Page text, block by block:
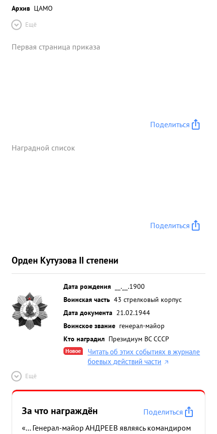
Архив ЦАМО
Ещё
Первая страница приказа
Поделиться
Наградной список
Поделиться
Орден Кутузова II степени
Дата рождения
__.__.1900
Воинская часть 43 стрелковый корпус
Дата документа 21.02.1944
Воинское звание генерал-майор
Кто наградил Президиум ВС СССР
Новое
Читать об этих событиях в журнале
боевых действий части
Ещё
За что награждён
Поделиться
«... Генерал-майор АНДРЕЕВ являясь командиром